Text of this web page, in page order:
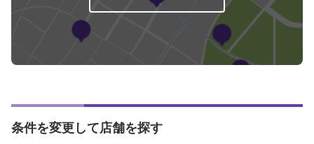
条件を変更して店舗を探す